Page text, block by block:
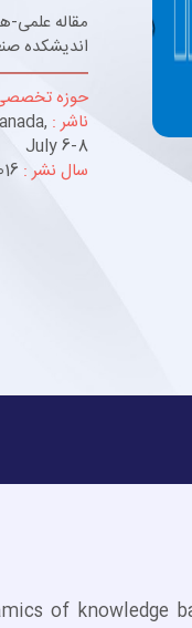
مقاله
اندیشکده
حوزه
ناشر :
July 6-8
سال نشر :
of knowledge